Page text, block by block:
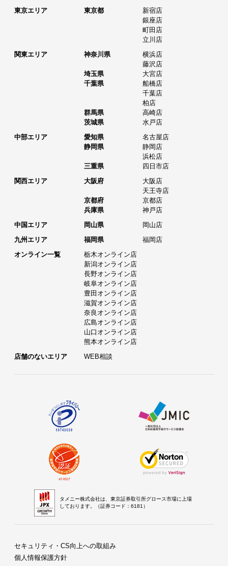
東京エリア
東京都
新宿店
銀座店
町田店
立川店
関東エリア
神奈川県
横浜店
藤沢店
埼玉県
大宮店
千葉県
船橋店
千葉店
柏店
群馬県
高崎店
茨城県
水戸店
中部エリア
愛知県
名古屋店
静岡県
静岡店
浜松店
三重県
四日市店
関西エリア
大阪府
大阪店
天王寺店
京都府
京都店
兵庫県
神戸店
中国エリア
岡山県
岡山店
九州エリア
福岡県
福岡店
オンライン一覧
栃木オンライン店
新潟オンライン店
長野オンライン店
岐阜オンライン店
豊田オンライン店
滋賀オンライン店
奈良オンライン店
広島オンライン店
山口オンライン店
熊本オンライン店
店舗のないエリア
WEB相談
タメニー株式会社は、東京証券取引所グロース市場に上場
しております。（証券コード：6181）
セキュリティ・CS向上への取組み
個人情報保護方針